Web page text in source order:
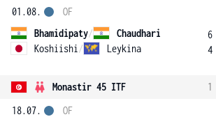
01.08.
Bhamidipaty/
Chaudhari
Koshiishi / Leykina
OF
6
4
Monastir 45 ITF 1
18.07.
OF